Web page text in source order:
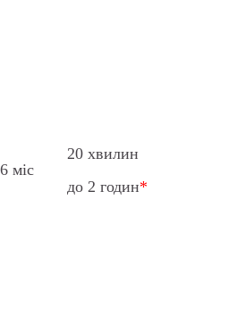
6 міс
20 хвилин
до 2 годин*